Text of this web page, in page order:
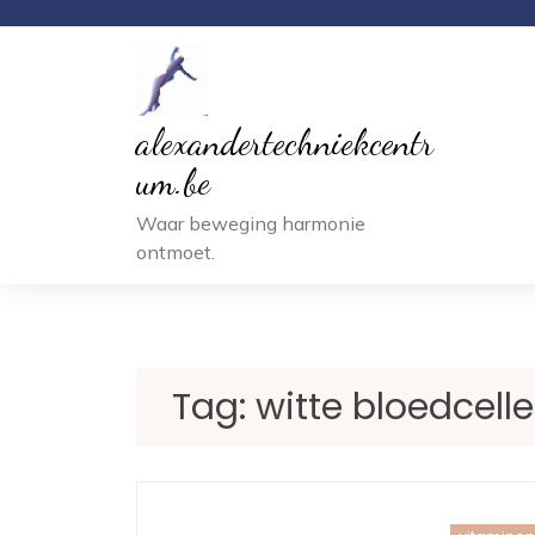
alexandertechniekcentr
um.be
Waar beweging harmonie
ontmoet.
Tag: witte